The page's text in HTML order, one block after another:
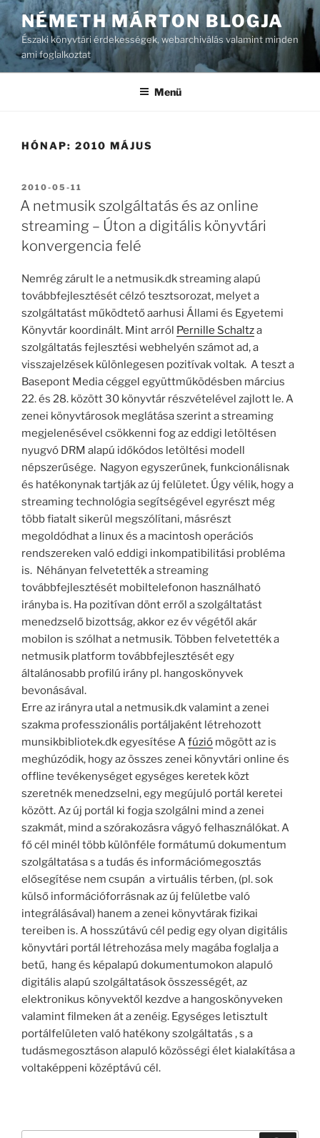
Tartalomhoz
NÉMETH MÁRTON BLOGJA
Északi könyvtári érdekességek, webarchiválás valamint minden
ami foglalkoztat
Menü
HÓNAP: 2010 MÁJUS
BEKÜLDVE:
2010-05-11
A netmusik szolgáltatás és az online
streaming – Úton a digitális könyvtári
konvergencia felé
Nemrég zárult le a netmusik.dk streaming alapú
továbbfejlesztését célzó tesztsorozat, melyet a
szolgáltatást működtető aarhusi Állami és Egyetemi
Könyvtár koordinált. Mint arról Pernille Schaltza
szolgáltatás fejlesztési webhelyén számot ad, a
visszajelzések különlegesen pozitívak voltak. A teszt a
Basepont Media céggel együttműködésben március
22. és 28. között 30 könyvtár részvételével zajlott le. A
zenei könyvtárosok meglátása szerint a streaming
megjelenésével csökkenni fog az eddigi letöltésen
nyugvó DRM alapú időkódos letöltési modell
népszerűsége. Nagyon egyszerűnek, funkcionálisnak
és hatékonynak tartják az új felületet. Úgy vélik, hogy a
streaming technológia segítségével egyrészt még
több fiatalt sikerül megszólítani, másrészt
megoldódhat a linux és a macintosh operációs
rendszereken való eddigi inkompatibilitási probléma
is. Néhányan felvetették a streaming
továbbfejlesztését mobiltelefonon használható
irányba is. Ha pozitívan dönt erről a szolgáltatást
menedzselő bizottság, akkor ez év végétől akár
mobilon is szólhat a netmusik. Többen felvetették a
netmusik platform továbbfejlesztését egy
általánosabb profilú irány pl. hangoskönyvek
bevonásával.
Erre az irányra utal a netmusik.dk valamint a zenei
szakma professzionális portáljaként létrehozott
munsikbibliotek.dk egyesítése Afúzió mögött az is
meghúzódik, hogy az összes zenei könyvtári online és
offline tevékenységet egységes keretek közt
szeretnék menedzselni, egy megújuló portál keretei
között. Az új portál ki fogja szolgálni mind a zenei
szakmát, mind a szórakozásra vágyó felhasználókat. A
fő cél minél több különféle formátumú dokumentum
szolgáltatása s a tudás és információmegosztás
elősegítése nem csupán a virtuális térben, (pl. sok
külső információforrásnak az új felületbe való
integrálásával) hanem a zenei könyvtárak fizikai
tereiben is. A hosszútávú cél pedig egy olyan digitális
könyvtári portál létrehozása mely magába foglalja a
betű, hang és képalapú dokumentumokon alapuló
digitális alapú szolgáltatások összességét, az
elektronikus könyvektől kezdve a hangoskönyveken
valamint filmeken át a zenéig. Egységes letisztult
portálfelületen való hatékony szolgáltatás , s a
tudásmegosztáson alapuló közösségi élet kialakítása a
voltaképpeni középtávú cél.